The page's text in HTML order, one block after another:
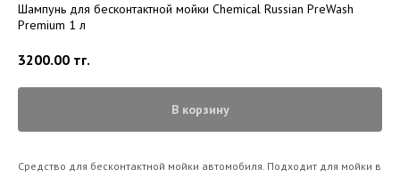
Шампунь для бесконтактной мойки Chemical Russian PreWash
Premium 1 л
3200.00 тг.
В корзину
Средство для бесконтактной мойки автомобиля. Подходит для мойки в